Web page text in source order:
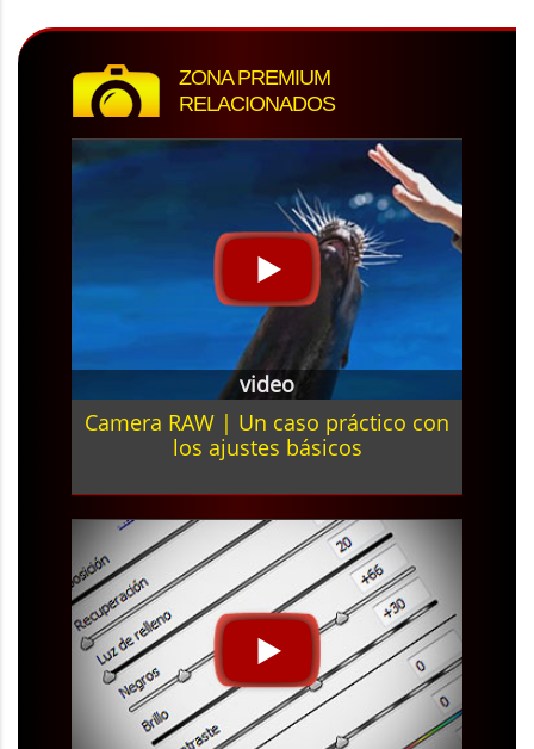
ZONA PREMIUM
RELACIONADOS
video
Camera RAW | Un caso práctico con
los ajustes básicos